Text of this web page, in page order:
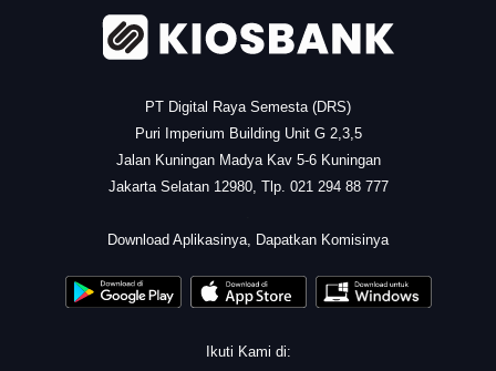
PT Digital Raya Semesta (DRS)
Puri Imperium Building Unit G 2,3,5
Jalan Kuningan Madya Kav 5-6 Kuningan
Jakarta Selatan 12980, Tlp. 021 294 88 777
Download Aplikasinya, Dapatkan Komisinya
Ikuti Kami di: